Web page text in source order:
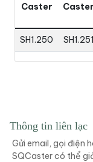
Caster
Caster
SH1.250 SH1.251
Thông tin liên lạc
Gửi email, gọi điện
SQCaster có thể